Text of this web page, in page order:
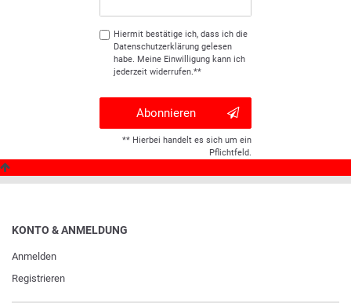
Hiermit bestätige ich, dass ich die
Daten­schutz­erklärunggelesen
habe. Meine Einwilligung kann ich
jederzeit widerrufen.**
Abonnieren
** Hierbei handelt es sich um ein
Pflichtfeld.
KONTO & ANMELDUNG
Anmelden
Registrieren